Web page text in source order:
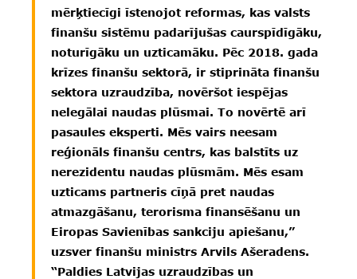
mērķtiecīgi īstenojot reformas, kas valsts
finanšu sistēmu padarījušas caurspīdīgāku,
noturīgāku un uzticamāku. Pēc 2018. gada
krīzes finanšu sektorā, ir stiprināta finanšu
sektora uzraudzība, novēršot iespējas
nelegālai naudas plūsmai. To novērtē arī
pasaules eksperti. Mēs vairs neesam
reģionāls finanšu centrs, kas balstīts uz
nerezidentu naudas plūsmām. Mēs esam
uzticams partneris cīņā pret naudas
atmazgāšanu, terorisma finansēšanu un
Eiropas Savienības sankciju apiešanu,”
uzsver finanšu ministrs Arvils Ašeradens.
“Paldies Latvijas uzraudzības un